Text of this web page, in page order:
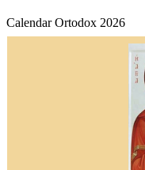
Calendar Ortodox 2026